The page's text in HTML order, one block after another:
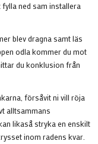
ned sam installera
blev dragna samt läs
odla kommer du mot
du konklusion från
försåvit ni vill röja
alltsammans
likaså stryka en enskilt
inom radens kvar.